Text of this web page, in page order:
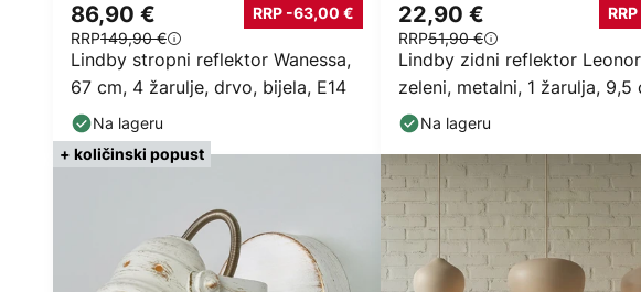
86,90 €
RRP149,90 €
RRP -63,00 €
Lindby stropni reflektor Wanessa,
67 cm, 4 žarulje, drvo, bijela, E14
Na lageru
22,90 €
RRP51,90 €
Lindby zidni reflektor
zeleni, metalni, 1 žarulja, 9,5
Na lageru
+ količinski popust